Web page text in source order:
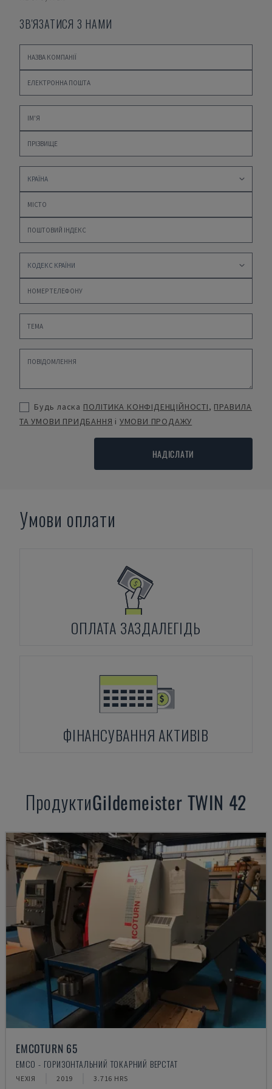
ЗВ'ЯЗАТИСЯ З НАМИ
Будь ласка ПОЛІТИКА КОНФІДЕНЦІЙНОСТІ, ПРАВИЛА
ТА УМОВИ ПРИДБАННЯ і УМОВИ ПРОДАЖУ
НАДІСЛАТИ
Умови оплати
ОПЛАТА ЗАЗДАЛЕГІДЬ
ФІНАНСУВАННЯ АКТИВІВ
ПродуктиGildemeister TWIN 42
EMCOTURN 65
EMCO - ГОРИЗОНТАЛЬНИЙ ТОКАРНИЙ ВЕРСТАТ
ЧЕХІЯ 2019 3.716 HRS